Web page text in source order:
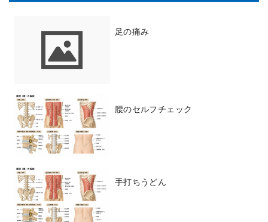
足の痛み
腰のセルフチェック
手打ちうどん